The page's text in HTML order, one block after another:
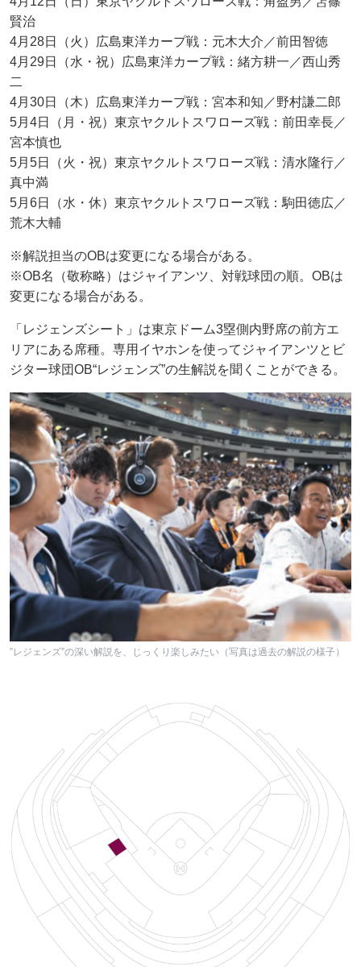
賢治
4月28日（火）広島東洋カープ戦：元木大介／前田智徳
4月29日（水・祝）広島東洋カープ戦：緒方耕一／西山秀
二
4月30日（木）広島東洋カープ戦：宮本和知／野村謙二郎
5月4日（月・祝）東京ヤクルトスワローズ戦：前田幸長／
宮本慎也
5月5日（火・祝）東京ヤクルトスワローズ戦：清水隆行／
真中満
5月6日（水・休）東京ヤクルトスワローズ戦：駒田徳広／
荒木大輔
※解説担当のOBは変更になる場合がある。
※OB名（敬称略）はジャイアンツ、対戦球団の順。OBは
変更になる場合がある。
「レジェンズシート」は東京ドーム3塁側内野席の前方エ
リアにある席種。専用イヤホンを使ってジャイアンツとビ
ジター球団OB“レジェンズ”の生解説を聞くことができる。
”レジェンズ”の深い解説を、じっくり楽しみたい（写真は過去の解説の様子）